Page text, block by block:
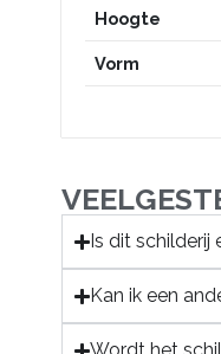
Hoogte
Vorm
Is dit
Kan ik een